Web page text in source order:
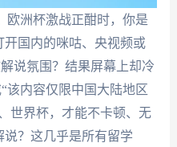
欧洲杯激战正酣时，你是
国内的咪咕、央视频或
说氛围？结果屏幕上却冷
该内容仅限中国大陆地区
世界杯，才能不卡顿、无
？这几乎是所有留学